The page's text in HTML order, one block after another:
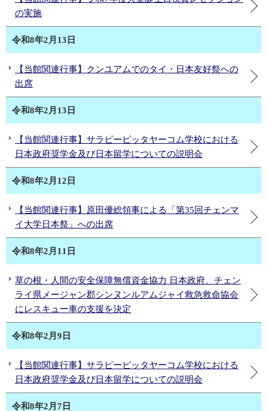
の実施
令和8年2月13日
【当館関連行事】クンユアムでのタイ・日本友好祭への
出席
令和8年2月13日
【当館関連行事】サラピーピッタヤーコム学校における
日本政府奨学金及び日本留学についての説明会
令和8年2月12日
【当館関連行事】原田優総領事による「第35回チェンマ
イ大学日本祭」への出席
令和8年2月11日
草の根・人間の安全保障無償資金協力 日本政府、チェン
ライ県メージャン郡シンヌンルアムジャイ救急救命協会
にレスキュー車の支援を決定
令和8年2月9日
【当館関連行事】サラピーピッタヤーコム学校における
日本政府奨学金及び日本留学についての説明会
令和8年2月7日